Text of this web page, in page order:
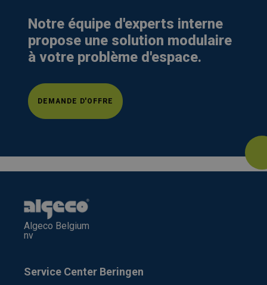
Notre équipe d'experts interne
propose une solution modulaire
à votre problème d'espace.
DEMANDE D'OFFRE
Algeco Belgium
nv
Service Center Beringen